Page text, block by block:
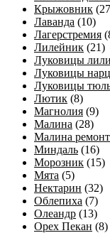
Крыжовник
Лаванда (10)
Лагерстремия
Лилейник (21)
Луковицы
Луковицы
Луковицы
Лютик (8)
Магнолия (9)
Малина (28)
Малина
Миндаль (16)
Морозник (15)
Мята (5)
Нектарин (32)
Облепиха (7)
Олеандр (13)
Орех Пекан (8)